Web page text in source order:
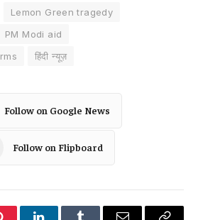
Lemon Green tragedy
PM Modi aid
हिंदी न्यूज़
Follow on Google News
Follow on Flipboard